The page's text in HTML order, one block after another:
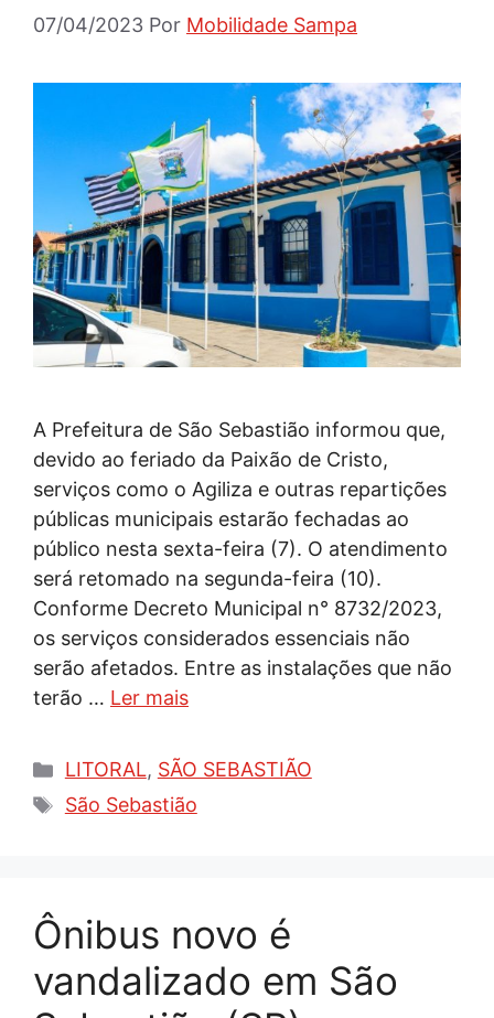
07/04/2023 Por Mobilidade Sampa
A Prefeitura de São Sebastião informou que,
devido ao feriado da Paixão de Cristo,
serviços como o Agiliza e outras repartições
públicas municipais estarão fechadas ao
público nesta sexta-feira (7). O atendimento
será retomado na segunda-feira (10).
Conforme Decreto Municipal n° 8732/2023,
os serviços considerados essenciais não
serão afetados. Entre as instalações que não
terão … Ler mais
Categorias
LITORAL, SÃO SEBASTIÃO
Tags
São Sebastião
Ônibus novo é
vandalizado em São